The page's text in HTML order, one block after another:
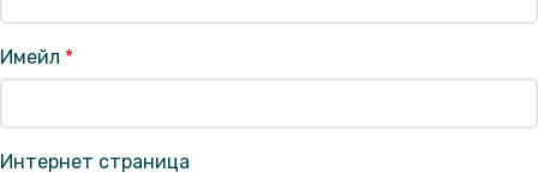
Имейл *
Интернет страница